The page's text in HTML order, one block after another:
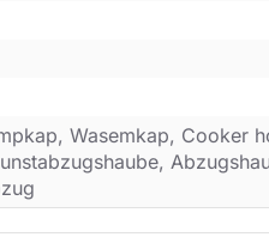
Wasemkap, Cooker